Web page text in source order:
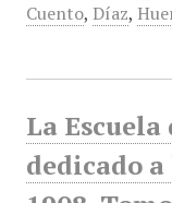
Cuento, Díaz,
La
dedicado